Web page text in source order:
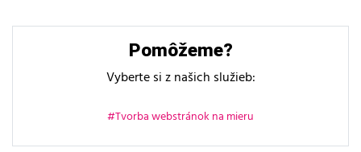
Pomôžeme?
Vyberte si z našich služieb:
Tvorba webstránok na mieru